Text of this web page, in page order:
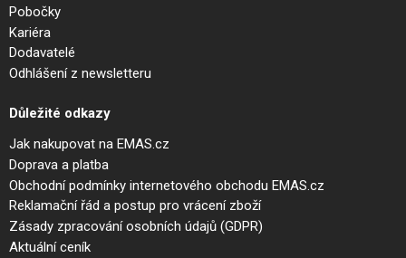
Pobočky
Kariéra
Dodavatelé
Odhlášení z newsletteru
Důležité odkazy
Jak nakupovat na EMAS.cz
Doprava a platba
Obchodní podmínky internetového obchodu EMAS.cz
Reklamační řád a postup pro vrácení zboží
Zásady zpracování osobních údajů (GDPR)
Aktuální ceník